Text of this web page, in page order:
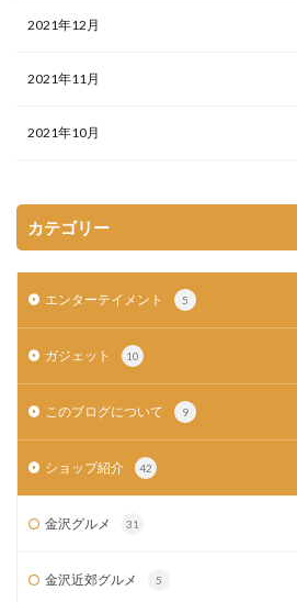
2021年12月
2021年11月
2021年10月
カテゴリー
エンターテイメント 5
ガジェット 10
このブログについて 9
ショップ紹介 42
金沢グルメ 31
金沢近郊グルメ 5